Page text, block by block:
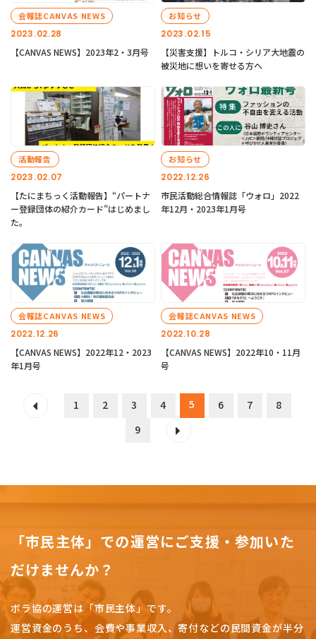
2023.02.28
会報誌CANVAS NEWS
【CANVAS NEWS】2023年2・3月号
2023.02.15
お知らせ
【災害支援】トルコ・シリア大地震の
被災地に想いを寄せる方へ
2023.02.07
活動報告
【たにまちっく活動報告】“パートナ
ー登録団体の紹介カード”はじめまし
た。
2022.12.26
お知らせ
市民活動総合情報誌「ウォロ」2022
年12月・2023年1月号
2022.12.26
会報誌CANVAS NEWS
【CANVAS NEWS】2022年12・2023
年1月号
2022.10.28
会報誌CANVAS NEWS
【CANVAS NEWS】2022年10・11月
号
1 2 3 4 5 6 7
8
9
「市民主体」での運営にご支援・参加いた
だけませんか？
ボラ協の運営は「市民主体」です。
運営資金のうち、会費や事業収入、寄付などの民間資金が半分